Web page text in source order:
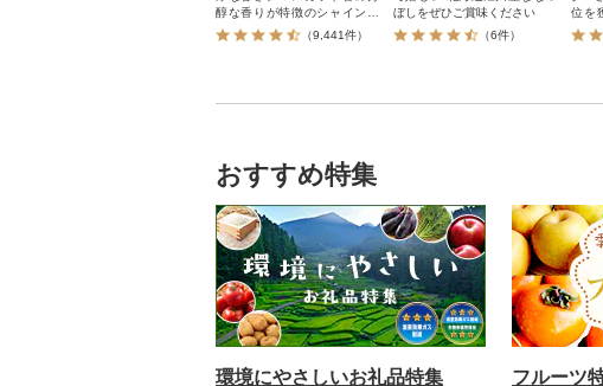
醇な香りが特徴のシャインマ
スカット。シャインマスカッ
（9,441件）
ぼしをぜひご賞味ください
（6件）
位を
合、
おすすめ特集
環境にやさしいお礼品特集 フルーツ